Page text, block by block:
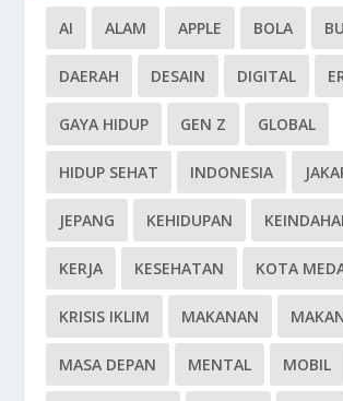
AI ALAM APPLE BOLA
DAERAH DESAIN DIGITAL
GAYA HIDUP GEN Z GLOBAL
HIDUP SEHAT INDONESIA
JEPANG KEHIDUPAN
KERJA KESEHATAN KOTA
KRISIS IKLIM MAKANAN
MASA DEPAN MENTAL MOBIL